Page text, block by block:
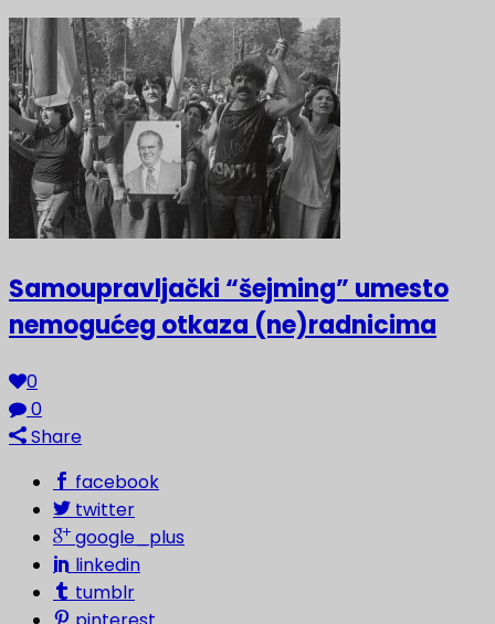
Samoupravljački “šejming” umesto
nemogućeg otkaza (ne)radnicima
0
0
Share
facebook
twitter
google_plus
linkedin
tumblr